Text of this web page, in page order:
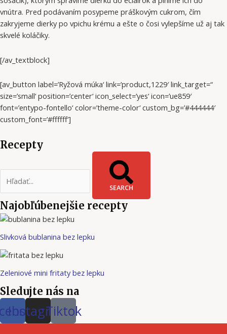
vnútra. Pred podávaním posypeme práškovým cukrom, čím
zakryjeme dierky po vpichu krému a ešte o čosi vylepšíme už aj tak
skvelé koláčiky.
[/av_textblock]
[av_button label=’Ryžová múka‘ link=’product,1229′ link_target=“
size=’small‘ position=’center‘ icon_select=’yes‘ icon=’ue859′
font=’entypo-fontello‘ color=’theme-color‘ custom_bg=’#444444′
custom_font=’#ffffff‘]
Recepty
SEARCH
Najobľúbenejšie recepty
Slivková bublanina bez lepku
Zeleniové mini fritaty bez lepku
Sledujte nás na
Instagram
Tiktok